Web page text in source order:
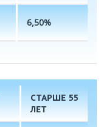
6,50%
СТАРШЕ 55
ЛЕТ